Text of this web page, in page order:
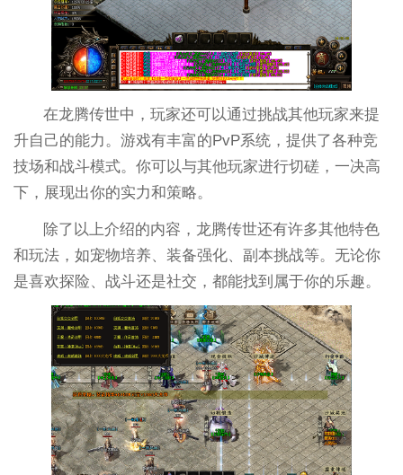
在龙腾传世中，玩家还可以通过挑战其他玩家来提
升自己的能力。游戏有丰富的PvP系统，提供了各种竞
技场和战斗模式。你可以与其他玩家进行切磋，一决高
下，展现出你的实力和策略。
除了以上介绍的内容，龙腾传世还有许多其他特色
和玩法，如宠物培养、装备强化、副本挑战等。无论你
是喜欢探险、战斗还是社交，都能找到属于你的乐趣。